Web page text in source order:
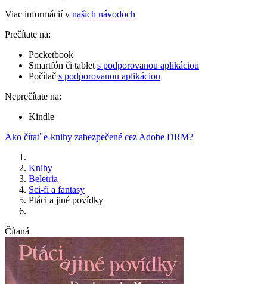
Viac informácií v našich návodoch
Prečítate na:
Pocketbook
Smartfón či tablet s podporovanou aplikáciou
Počítač s podporovanou aplikáciou
Neprečítate na:
Kindle
Ako čítať e-knihy zabezpečené cez Adobe DRM?
Knihy
Beletria
Sci-fi a fantasy
Ptáci a jiné povídky
Čítaná